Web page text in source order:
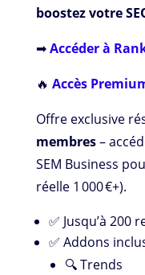
boostez votre
➡Accéder à
🔥 Accès
Offre exclusive
membres–
SEM Business
réelle 1 000 €+).
✅ Jusqu’à 200
✅ Addons
🔍 Trends